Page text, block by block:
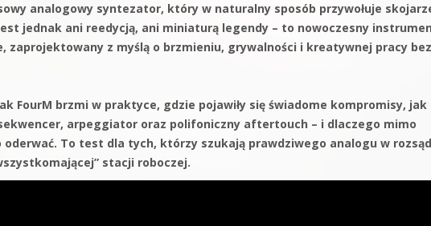
analogowy syntezator, który w naturalny sposób przywołuje
jednak ani reedycją, ani miniaturą legendy – to nowoczesny
zaprojektowany z myślą o brzmieniu, grywalności i kreatywnej pracy bez
FourM brzmi w praktyce, gdzie pojawiły się świadome kompromisy, jak
arpeggiator oraz polifoniczny aftertouch – i dlaczego mimo
To test dla tych, którzy szukają prawdziwego analogu w
stacji roboczej.